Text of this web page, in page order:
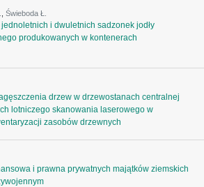
Świeboda Ł.
jednoletnich i dwuletnich sadzonek jodły
produkowanych w kontenerach
drzew w drzewostanach centralnej
lotniczego skanowania laserowego w
zasobów drzewnych
i prawna prywatnych majątków ziemskich